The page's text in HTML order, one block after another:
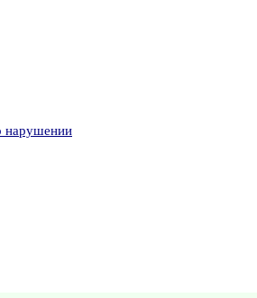
нарушении